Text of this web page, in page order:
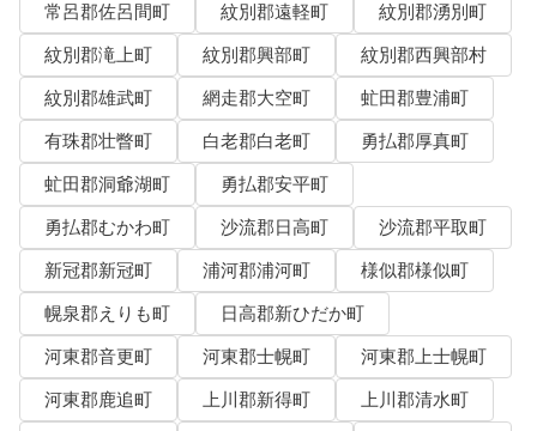
常呂郡佐呂間町
紋別郡遠軽町
紋別郡湧別町
紋別郡滝上町
紋別郡興部町
紋別郡西興部村
紋別郡雄武町
網走郡大空町
虻田郡豊浦町
有珠郡壮瞥町
白老郡白老町
勇払郡厚真町
虻田郡洞爺湖町
勇払郡安平町
勇払郡むかわ町
沙流郡日高町
沙流郡平取町
新冠郡新冠町
浦河郡浦河町
様似郡様似町
幌泉郡えりも町
日高郡新ひだか町
河東郡音更町
河東郡士幌町
河東郡上士幌町
河東郡鹿追町
上川郡新得町
上川郡清水町